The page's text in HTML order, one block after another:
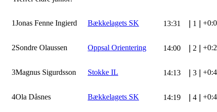
1Jonas Fenne Ingierd Bækkelagets SK 13:31 1
2Sondre Olaussen Oppsal Orientering 14:00 2
3Magnus Sigurdsson Stokke IL 14:13 3
4Ola Dåsnes Bækkelagets SK 14:19 4